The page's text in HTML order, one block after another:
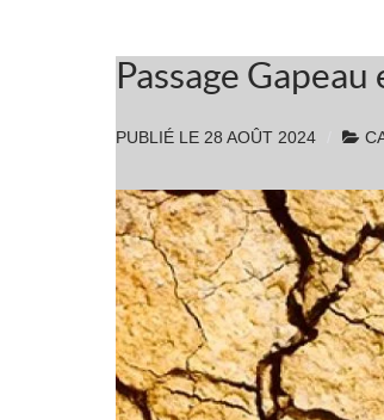
Passage
PUBLIÉ LE 28 AOÛT 2024